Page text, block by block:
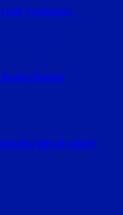
mit Verletzten
Raben
gilt ab sofort